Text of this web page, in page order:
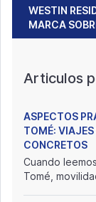
WESTIN
MARCA
Articulos
ASPECTOS
TOMÉ: VIAJES
CONCRETOS
Cuando
Tomé,